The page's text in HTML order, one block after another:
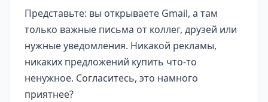
Представьте: вы открываете Gmail, а там
только важные письма от коллег, друзей или
нужные уведомления. Никакой рекламы,
никаких предложений купить что-то
ненужное. Согласитесь, это намного
приятнее?